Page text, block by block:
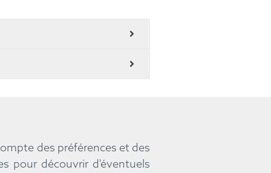
des préférences et des
pour découvrir d'éventuels